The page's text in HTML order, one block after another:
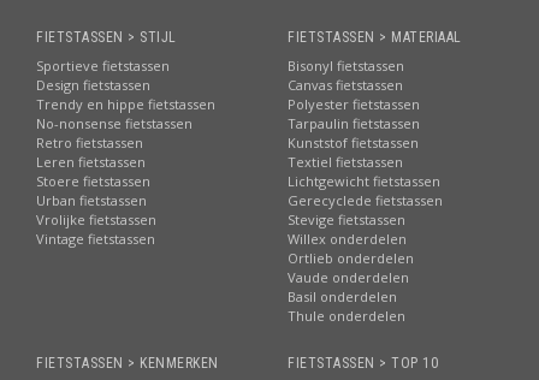
FIETSTASSEN > STIJL
Sportieve fietstassen
Design fietstassen
Trendy en hippe fietstassen
No-nonsense fietstassen
Retro fietstassen
Leren fietstassen
Stoere fietstassen
Urban fietstassen
Vrolijke fietstassen
Vintage fietstassen
FIETSTASSEN > MATERIAAL
Bisonyl fietstassen
Canvas fietstassen
Polyester fietstassen
Tarpaulin fietstassen
Kunststof fietstassen
Textiel fietstassen
Lichtgewicht fietstassen
Gerecyclede fietstassen
Stevige fietstassen
Willex onderdelen
Ortlieb onderdelen
Vaude onderdelen
Basil onderdelen
Thule onderdelen
FIETSTASSEN > KENMERKEN
FIETSTASSEN > TOP 10